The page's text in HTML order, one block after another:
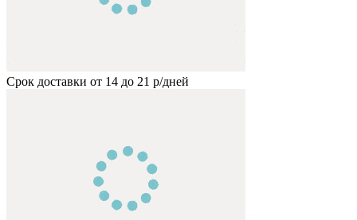
Срок доставки от 14 до 21 р/дней